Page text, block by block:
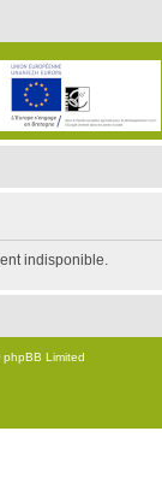
indisponible.
Limited